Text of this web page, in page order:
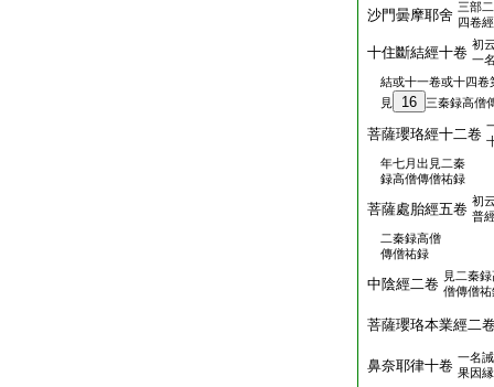
沙門曇摩耶舍 三部
四卷
十住斷結經十卷 初
一
結或十一卷或十四卷
見
16 三秦録高僧
菩薩瓔珞經十二卷
年七月出見二秦
録高僧傳僧祐録
菩薩處胎經五卷 初
普
二秦録高僧
傳僧祐録
中陰經二卷 見二秦
僧傳僧祐
菩薩瓔珞本業經二
鼻奈耶律十卷 一名
果因